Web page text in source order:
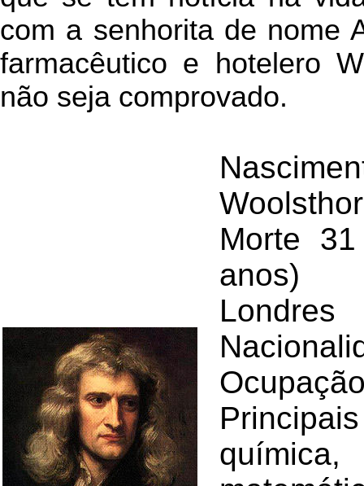
com a senhorita de nome
farmacêutico e hotelero
não seja comprovado.
Morte
anos)
Londres